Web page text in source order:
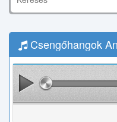
Csengőhangok